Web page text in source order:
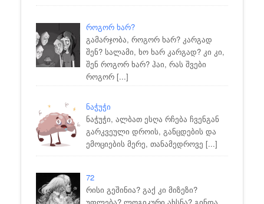
როგორ ხარ?
გამარჯობა, როგორ ხარ? კარგად
შენ? სალამი, ხო ხარ კარგად? კი კი,
შენ როგორ ხარ? ჰაი, რას შვები
როგორ [...]
ნაჭუჭი
ნაჭუჭი, ალბათ ესღა რჩება ჩვენგან
გარკვეული დროის, განცდების და
ემოციების მერე, თანამედროვე [...]
72
რისი გეშინია? გაქ კი მიზეზი?
უფლება? ლოგიკური ახსნა? გინდა